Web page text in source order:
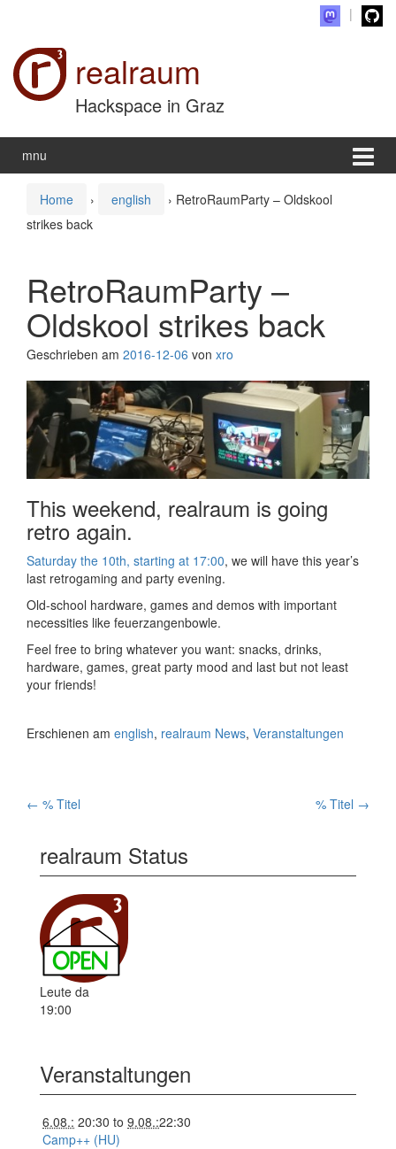
realraum
Hackspace in Graz
mnu
Home › english › RetroRaumParty – Oldskool
strikes back
RetroRaumParty –
Oldskool strikes back
Geschrieben am 2016-12-06 von xro
This weekend, realraum is going
retro again.
Saturday the 10th, starting at 17:00, we will have this year’s
last retrogaming and party evening.
Old-school hardware, games and demos with important
necessities like feuerzangenbowle.
Feel free to bring whatever you want: snacks, drinks,
hardware, games, great party mood and last but not least
your friends!
Erschienen am english, realraum News, Veranstaltungen
← % Titel % Titel →
realraum Status
Leute da
19:00
Veranstaltungen
6.08.: 20:30 to 9.08.:22:30
Camp++ (HU)